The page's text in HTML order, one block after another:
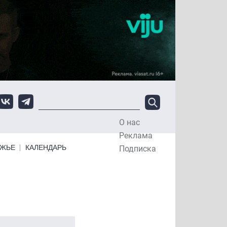
О нас
Реклама
Подписка
КАЛЕНДАРЬ